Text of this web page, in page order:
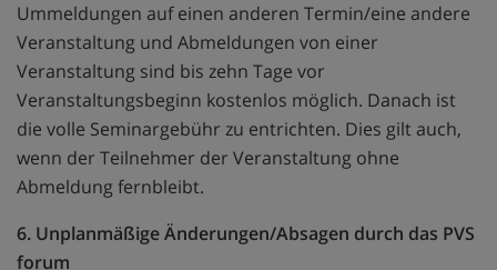
Ummeldungen auf einen anderen Termin/eine andere
Veranstaltung und Abmeldungen von einer
Veranstaltung sind bis zehn Tage vor
Veranstaltungsbeginn kostenlos möglich. Danach ist
die volle Seminargebühr zu entrichten. Dies gilt auch,
wenn der Teilnehmer der Veranstaltung ohne
Abmeldung fernbleibt.
6. Unplanmäßige Änderungen/Absagen durch das PVS
forum